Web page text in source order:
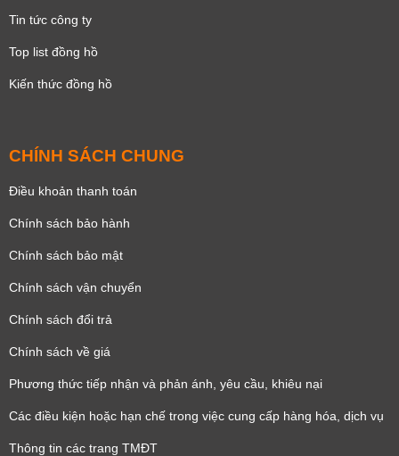
Tin tức công ty
Top list đồng hồ
Kiến thức đồng hồ
CHÍNH SÁCH CHUNG
Điều khoản thanh toán
Chính sách bảo hành
Chính sách bảo mật
Chính sách vận chuyển
Chính sách đổi trả
Chính sách về giá
Phương thức tiếp nhận và phản ánh, yêu cầu, khiêu nại
Các điều kiện hoặc hạn chế trong việc cung cấp hàng hóa, dịch vụ
Thông tin các trang TMĐT